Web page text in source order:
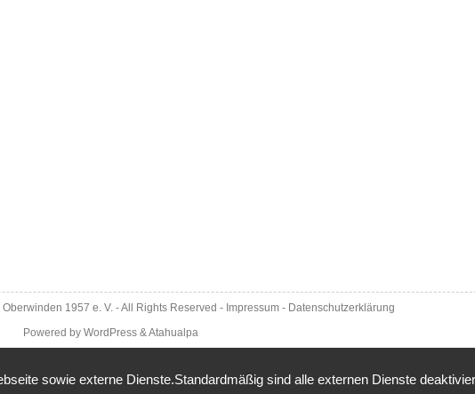
1957 e. V.- All Rights Reserved - Impressum- Datenschutzerklärung
Powered by WordPress&Atahualpa
sowie externe Dienste.Standardmäßig sind alle externen Dienste